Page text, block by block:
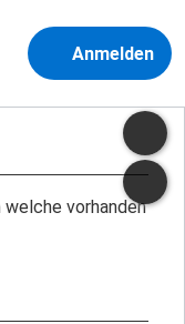
Anmelden
vorhanden